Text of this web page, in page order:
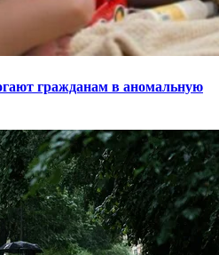
гражданам в аномальную